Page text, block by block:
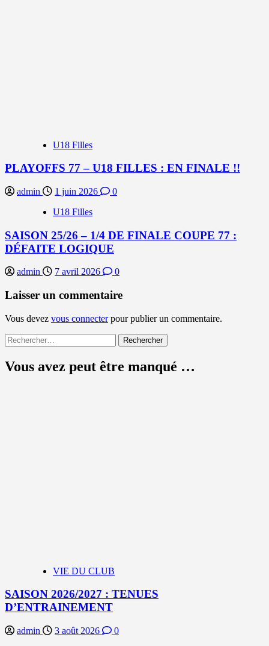
U18 Filles
PLAYOFFS 77 – U18 FILLES : EN FINALE !!
admin 1 juin 2026
0
U18 Filles
SAISON 25/26 – 1/4 DE FINALE COUPE 77 :
DÉFAITE LOGIQUE
admin 7 avril 2026 0
Laisser un commentaire
Vous devez vous connecterpour publier un commentaire.
Rechercher :
Vous avez peut être manqué …
VIE DU CLUB
SAISON 2026/2027 : TENUES
D’ENTRAINEMENT
admin 3 août 2026 0